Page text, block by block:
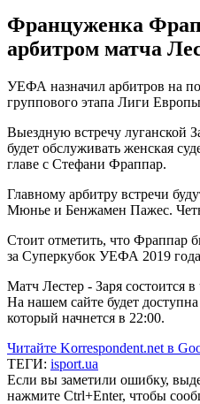
Француженка
арбитром матча
УЕФА назначил арбитров на
группового этапа Лиги
Выездную встречу луганской
будет обслуживать женская
главе с Стефани Фраппар.
Главному арбитру встречи
Мюнье и Бенжамен Пажес.
Стоит отметить, что Фраппар
за Суперкубок УЕФА 2019
Матч Лестер - Заря состоится в
На нашем сайте будет доступна
который начнется в 22:00.
Читайте Korrespondent.net в
ТЕГИ: isport.ua
Если вы заметили ошибку,
нажмите Ctrl+Enter, чтобы